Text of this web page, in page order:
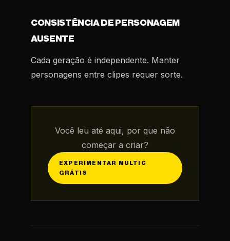
CONSISTÊNCIA DE PERSONAGEM
AUSENTE
Cada geração é independente. Manter
personagens entre clipes requer sorte.
Você leu até aqui, por que não
começar a criar?
EXPERIMENTAR MULTIC
GRÁTIS